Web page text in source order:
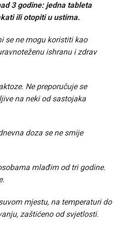
3 godine: jedna tableta
ili otopiti u ustima.
se ne mogu koristiti kao
ishranu i zdrav
Ne preporučuje se
na neki od sastojaka
doza se ne smije
mlađim od tri godine.
mjestu, na temperaturi do
zaštićeno od svjetlosti.